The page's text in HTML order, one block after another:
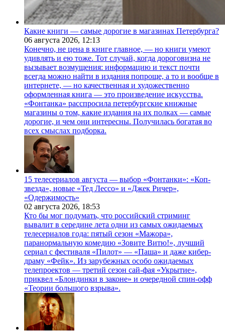
Какие книги — самые дорогие в магазинах Петербурга?
06 августа 2026, 12:13
Конечно, не цена в книге главное, — но книги умеют
удивлять и ею тоже. Тот случай, когда дороговизна не
вызывает возмущения: информацию и текст почти
всегда можно найти в издания попроще, а то и вообще в
интернете, — но качественная и художественно
оформленная книга — это произведение искусства.
«Фонтанка» расспросила петербургские книжные
магазины о том, какие издания на их полках — самые
дорогие, и чем они интересны. Получилась богатая во
всех смыслах подборка.
15 телесериалов августа — выбор «Фонтанки»: «Коп-
звезда», новые «Тед Лессо» и «Джек Ричер»,
«Одержимость»
02 августа 2026, 18:53
Кто бы мог подумать, что российский стриминг
вывалит в середине лета одни из самых ожидаемых
телесериалов года: пятый сезон «Мажора»,
паранормальную комедию «Зовите Витю!», лучший
сериал с фестиваля «Пилот» — «Паша» и даже кибер-
драму «Фейк». Из зарубежных особо ожидаемых
телепроектов — третий сезон сай-фая «Укрытие»,
приквел «Блондинки в законе» и очередной спин-офф
«Теории большого взрыва».